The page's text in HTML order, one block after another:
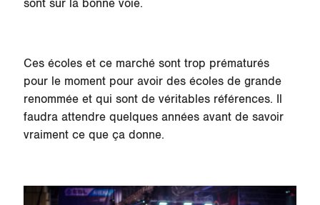
sont sur la bonne voie.
Ces écoles et ce marché sont trop prématurés
pour le moment pour avoir des écoles de grande
renommée et qui sont de véritables références. Il
faudra attendre quelques années avant de savoir
vraiment ce que ça donne.